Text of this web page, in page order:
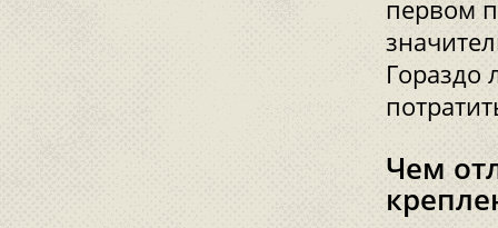
первом
Гораздо
Чем